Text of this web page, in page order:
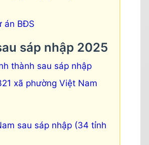
án BĐS
sáp nhập 2025
thành sau sáp nhập
xã phường Việt Nam
sau sáp nhập (34 tỉnh